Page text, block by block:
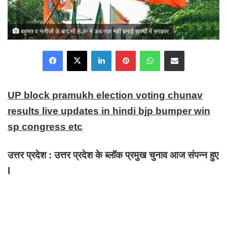
बहुमत व नतीजों के बाद भी BJP ने अब तक नहीं बनाई राज्यों में सरकार
UP block pramukh election voting chunav
results live updates in hindi bjp bumper win
sp congress etc
उत्तर प्रदेश :उत्तर प्रदेश के ब्लॉक प्रमुख चुनाव आज संपन्न हुए